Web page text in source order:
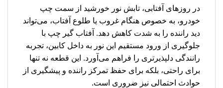
در روزهای آفتابی، تابش نور خورشید از سمت چپ
خودرو، به خصوص هنگام غروب یا طلوع آفتاب، می‌تواند
دید راننده را به شدت کاهش دهد. آفتاب گیر چپ با
جلوگیری از ورود مستقیم این نور به داخل کابین، تجربه
رانندگی دلپذیرتری را فراهم می‌آورد. این قطعه نه تنها
برای راحتی، بلکه برای حفظ تمرکز راننده و پیشگیری از
حوادث احتمالی نیز ضروری است.